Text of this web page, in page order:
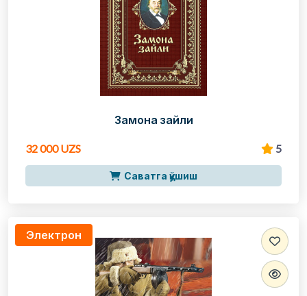
Замона зайли
32 000 UZS 5
Саватга қўшиш
Электрон